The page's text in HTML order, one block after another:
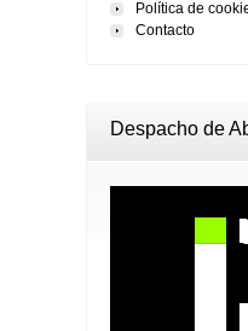
Política de
Contacto
Despacho de